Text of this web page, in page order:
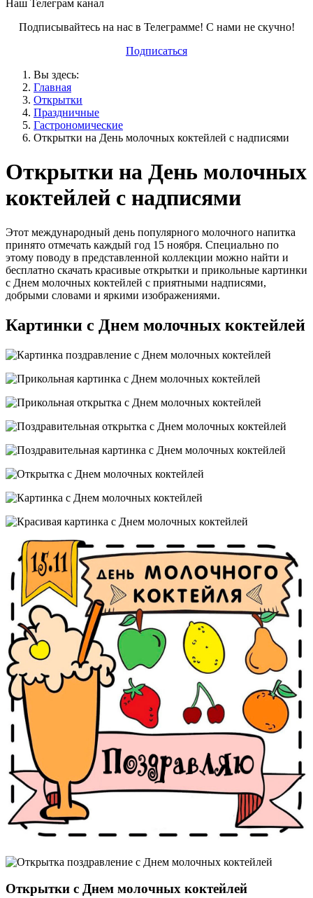
Наш Телеграм канал
Подписывайтесь на нас в Телеграмме! С нами не скучно!
Подписаться
Вы здесь:
Главная
Открытки
Праздничные
Гастрономические
Открытки на День молочных коктейлей с надписями
Открытки на День молочных
коктейлей с надписями
Этот международный день популярного молочного напитка
принято отмечать каждый год 15 ноября. Специально по
этому поводу в представленной коллекции можно найти и
бесплатно скачать красивые открытки и прикольные картинки
с Днем молочных коктейлей с приятными надписями,
добрыми словами и яркими изображениями.
Картинки с Днем молочных коктейлей
Открытки с Днем молочных коктейлей